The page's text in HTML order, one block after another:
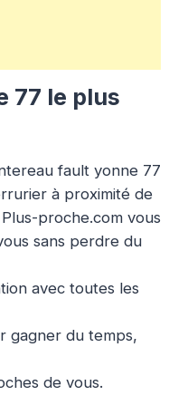
77 le plus
fault yonne 77
à proximité de
proche.com vous
sans perdre du
avec toutes les
gagner du temps,
de vous.